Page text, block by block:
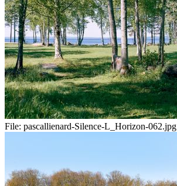
File: pascallienard-Silence-L_Horizon-062.jpg